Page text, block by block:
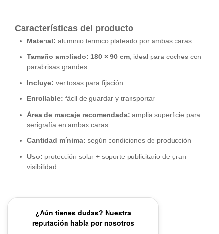
Características del producto
Material: aluminio térmico plateado por ambas caras
Tamaño ampliado: 180 × 90 cm, ideal para coches con
parabrisas grandes
Incluye: ventosas para fijación
Enrollable: fácil de guardar y transportar
Área de marcaje recomendada: amplia superficie para
serigrafía en ambas caras
Cantidad mínima: según condiciones de producción
Uso: protección solar + soporte publicitario de gran
visibilidad
¿Aún tienes dudas? Nuestra
reputación habla por nosotros